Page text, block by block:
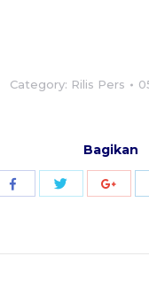
Category: Rilis Pers
Bagikan